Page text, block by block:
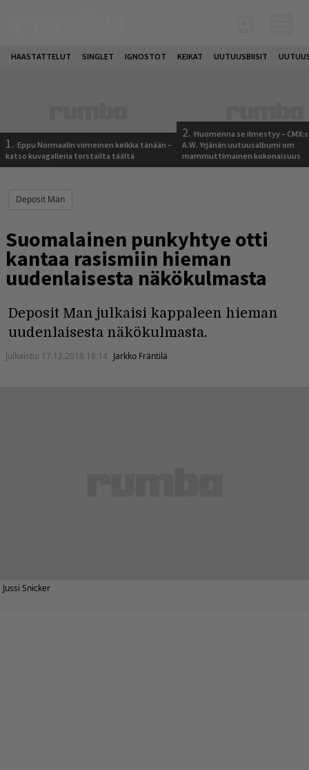
HAASTATTELUT SINGLET IGNOSTOT KEIKAT UUTUUSBIISIT
1. Eppu Normaalin viimeinen keikka tänään –
katso kuvagalleria torstailta täältä
2. Huomenna se ilmestyy –
A.W. Yrjänän uutuusalbumi om
mammuttimainen kokonaisuus
Deposit Man
Suomalainen punkyhtye otti
kantaa rasismiin hieman
uudenlaisesta näkökulmasta
Deposit Man julkaisi kappaleen hieman
uudenlaisesta näkökulmasta.
Julkaistu: 17.12.2018 18:14 Jarkko Fräntilä
Jussi Snicker